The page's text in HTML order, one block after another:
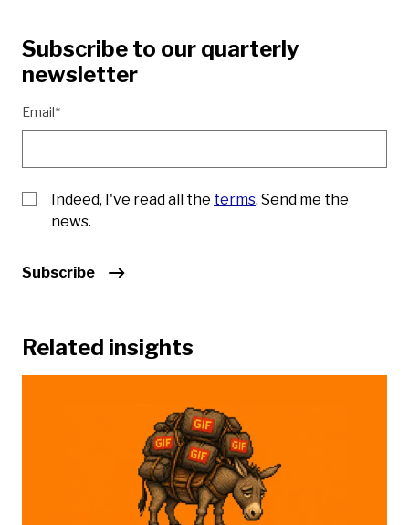
Subscribe to our quarterly
newsletter
Email*
Indeed, I've read all the terms. Send me the
news.
Subscribe
Related insights